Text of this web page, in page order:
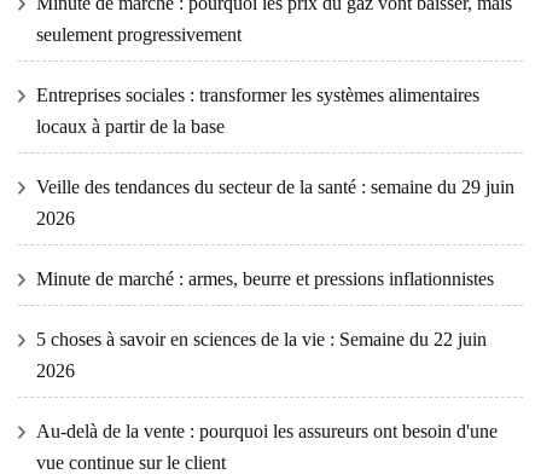
seulement progressivement
Entreprises sociales : transformer les systèmes alimentaires
locaux à partir de la base
Veille des tendances du secteur de la santé : semaine du 29 juin
2026
Minute de marché : armes, beurre et pressions inflationnistes
5 choses à savoir en sciences de la vie : Semaine du 22 juin
2026
Au-delà de la vente : pourquoi les assureurs ont besoin d'une
vue continue sur le client